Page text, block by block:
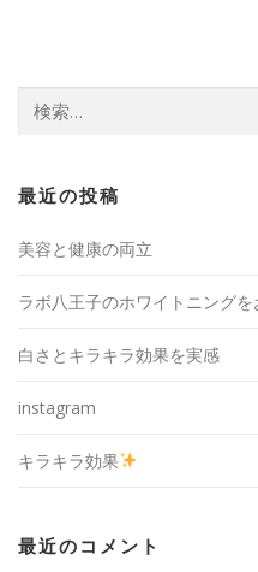
索:
最近の投稿
美容と健康の両立
ラボ八王子のホワイトニングを
白さとキラキラ効果を実感
instagram
キラキラ効果
最近のコメント